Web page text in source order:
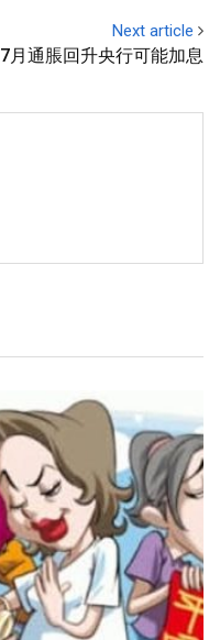
Next article
7月通脹回升央行可能加息